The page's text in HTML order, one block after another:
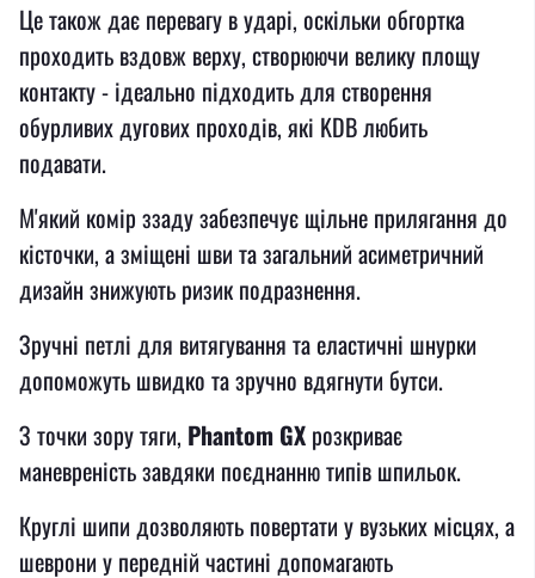
Це також дає перевагу в ударі, оскільки обгортка
проходить вздовж верху, створюючи велику площу
контакту - ідеально підходить для створення
обурливих дугових проходів, які KDB любить
подавати.
М'який комір ззаду забезпечує щільне прилягання до
кісточки, а зміщені шви та загальний асиметричний
дизайн знижують ризик подразнення.
Зручні петлі для витягування та еластичні шнурки
допоможуть швидко та зручно вдягнути бутси.
З точки зору тяги, Phantom GX розкриває
маневреність завдяки поєднанню типів шпильок.
Круглі шипи дозволяють повертати у вузьких місцях, а
шеврони у передній частині допомагають